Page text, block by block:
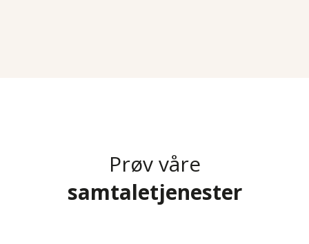
Prøv våre
samtaletjenester